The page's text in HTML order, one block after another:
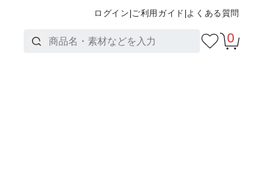
ログイン ご利用ガイド よくある質問
0